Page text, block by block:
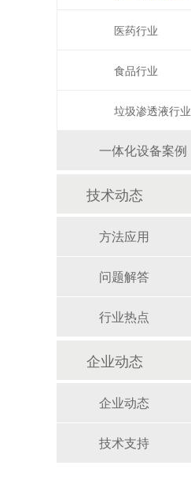
医药行业
食品行业
垃圾渗透液行业
一体化设备案例
技术动态
方法应用
问题解答
行业热点
企业动态
企业动态
技术支持